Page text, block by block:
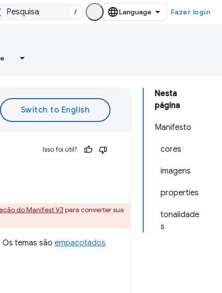
/ Fazer login
Nesta
página
Manifesto
cores
imagens
properties
tonalidade
s
Isso foi útil?
do Manifest V3 para converter sua
temas são empacotados